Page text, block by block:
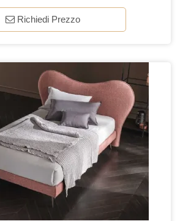
Richiedi Prezzo